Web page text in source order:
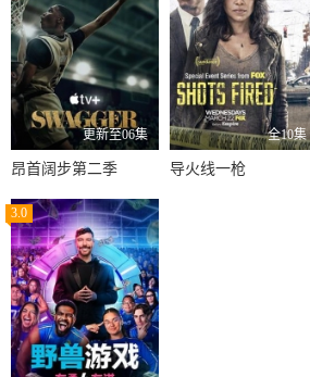
更新至06集
昂首阔步第二季
全10集
导火线一枪
3.0